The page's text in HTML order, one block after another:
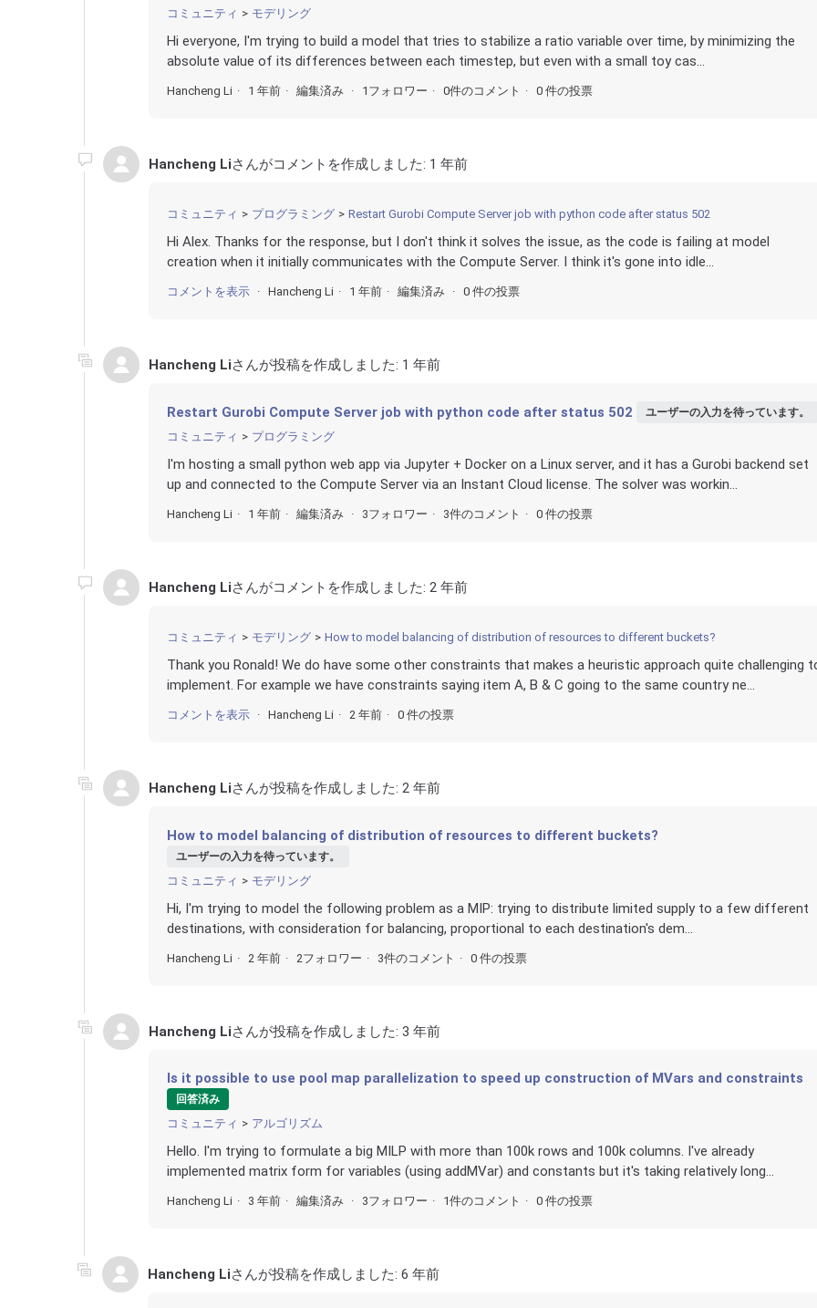
コミュニティ モデリング
Hi everyone, I'm trying to build a model that tries to stabilize a ratio variable over time, by minimizing the
absolute value of its differences between each timestep, but even with a small toy cas...
Hancheng Li 1 年前 編集済み 1フォロワー 0件のコメント 0 件の投票
Hancheng Liさんがコメントを作成しました: 1 年前
コミュニティ プログラミング Restart Gurobi Compute Server job with python code after status 502
Hi Alex. Thanks for the response, but I don't think it solves the issue, as the code is failing at model
creation when it initially communicates with the Compute Server. I think it's gone into idle...
コメントを表示 Hancheng Li 1 年前 編集済み 0 件の投票
Hancheng Liさんが投稿を作成しました: 1 年前
Restart Gurobi Compute Server job with python code after status 502 ユーザーの入力を待っています。
コミュニティ プログラミング
I'm hosting a small python web app via Jupyter + Docker on a Linux server, and it has a Gurobi backend set
up and connected to the Compute Server via an Instant Cloud license. The solver was workin...
Hancheng Li 1 年前 編集済み 3フォロワー 3件のコメント 0 件の投票
Hancheng Liさんがコメントを作成しました: 2 年前
コミュニティ モデリング How to model balancing of distribution of resources to different buckets?
Thank you Ronald! We do have some other constraints that makes a heuristic approach quite challenging
implement. For example we have constraints saying item A, B & C going to the same country ne...
コメントを表示 Hancheng Li 2 年前 0 件の投票
Hancheng Liさんが投稿を作成しました: 2 年前
How to model balancing of distribution of resources to different buckets?
ユーザーの入力を待っています。
コミュニティ モデリング
Hi, I'm trying to model the following problem as a MIP: trying to distribute limited supply to a few different
destinations, with consideration for balancing, proportional to each destination's dem...
Hancheng Li 2 年前 2フォロワー 3件のコメント 0 件の投票
Hancheng Liさんが投稿を作成しました: 3 年前
Is it possible to use pool map parallelization to speed up construction of MVars and constraints
回答済み
コミュニティ アルゴリズム
Hello. I'm trying to formulate a big MILP with more than 100k rows and 100k columns. I've already
implemented matrix form for variables (using addMVar) and constants but it's taking relatively long...
Hancheng Li 3 年前 編集済み 3フォロワー 1件のコメント 0 件の投票
Hancheng Liさんが投稿を作成しました: 6 年前